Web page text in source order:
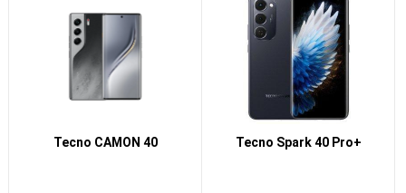
Tecno CAMON 40 Tecno Spark 40 Pro+